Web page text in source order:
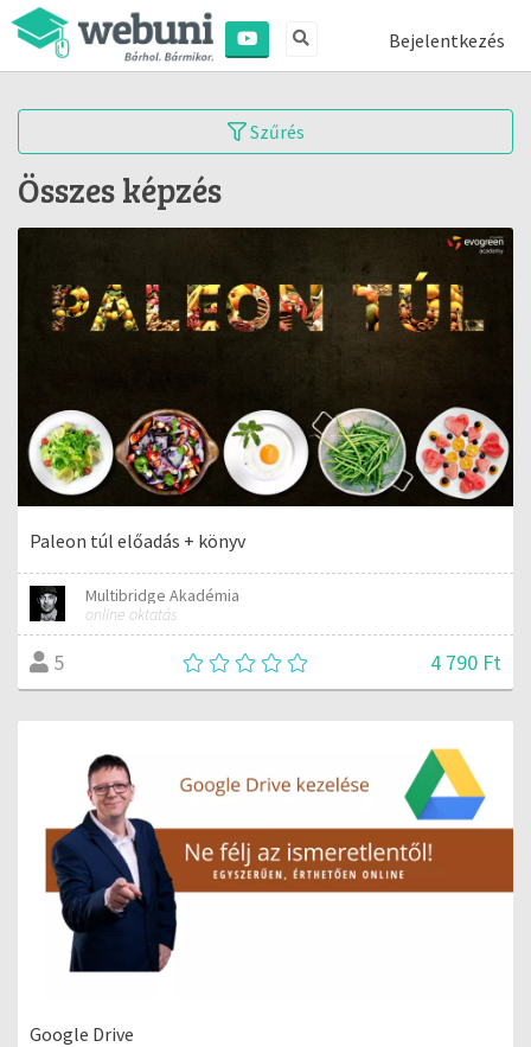
Bejelentkezés
Szűrés
Összes képzés
Paleon túl előadás + könyv
Multibridge Akadémia
online oktatás
5 4 790 Ft
Google Drive